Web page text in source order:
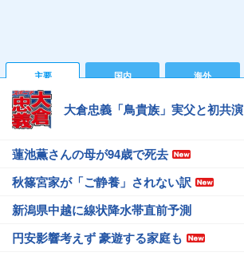
主要 国内 海外
大倉忠義「鳥貴族」実父と初共演
蓮池薫さんの母が94歳で死去
秋篠宮家が「ご静養」されない訳
新潟県中越に線状降水帯直前予測
円安影響考えず 豪遊する家庭も